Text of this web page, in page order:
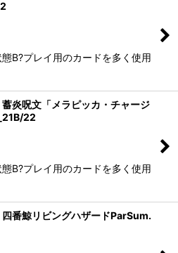
B?プレイ用のカードを多く使用
蓄炎呪文「メラピッカ・チャージ
22
B?プレイ用のカードを多く使用
四番鯨リビングハザードParSum.